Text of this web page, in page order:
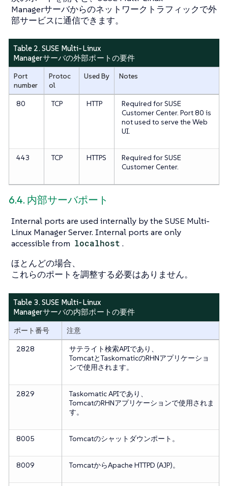
Managerサーバからのネットワークトラフィックで外
部サービスに通信できます。
Table 2. SUSE Multi-Linux
Managerサーバの外部ポートの要件
Port
number
Protoc
ol
Used By Notes
80 TCP HTTP
Required for SUSE
Customer Center. Port 80 is
not used to serve the Web
UI.
443 TCP HTTPS
Required for SUSE
Customer Center.
6.4. 内部サーバポート
Internal ports are used internally by the SUSE Multi-
Linux Manager Server. Internal ports are only
accessible from localhost .
ほとんどの場合、
これらのポートを調整する必要はありません。
Table 3. SUSE Multi-Linux
Managerサーバの内部ポートの要件
ポート番号
注意
2828
サテライト検索APIであり、
TomcatとTaskomaticのRHNアプリケーショ
ンで使用されます。
2829
Taskomatic APIであり、
TomcatのRHNアプリケーションで使用されま
す。
8005 Tomcatのシャットダウンポート。
8009 TomcatからApache HTTPD (AJP)。